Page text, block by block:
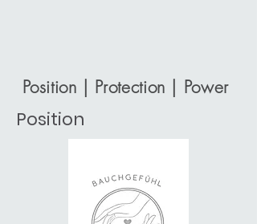
Position | Protection | Power
Position